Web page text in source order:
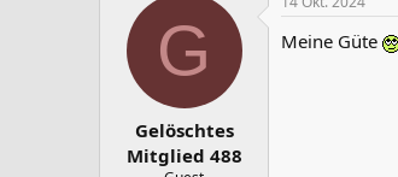
G
Gelöschtes
Mitglied 488
Meine Güte